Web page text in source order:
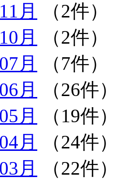
月
（2件）
月
（2件）
月
（7件）
月
（26件）
月
（19件）
月
（24件）
月
（22件）